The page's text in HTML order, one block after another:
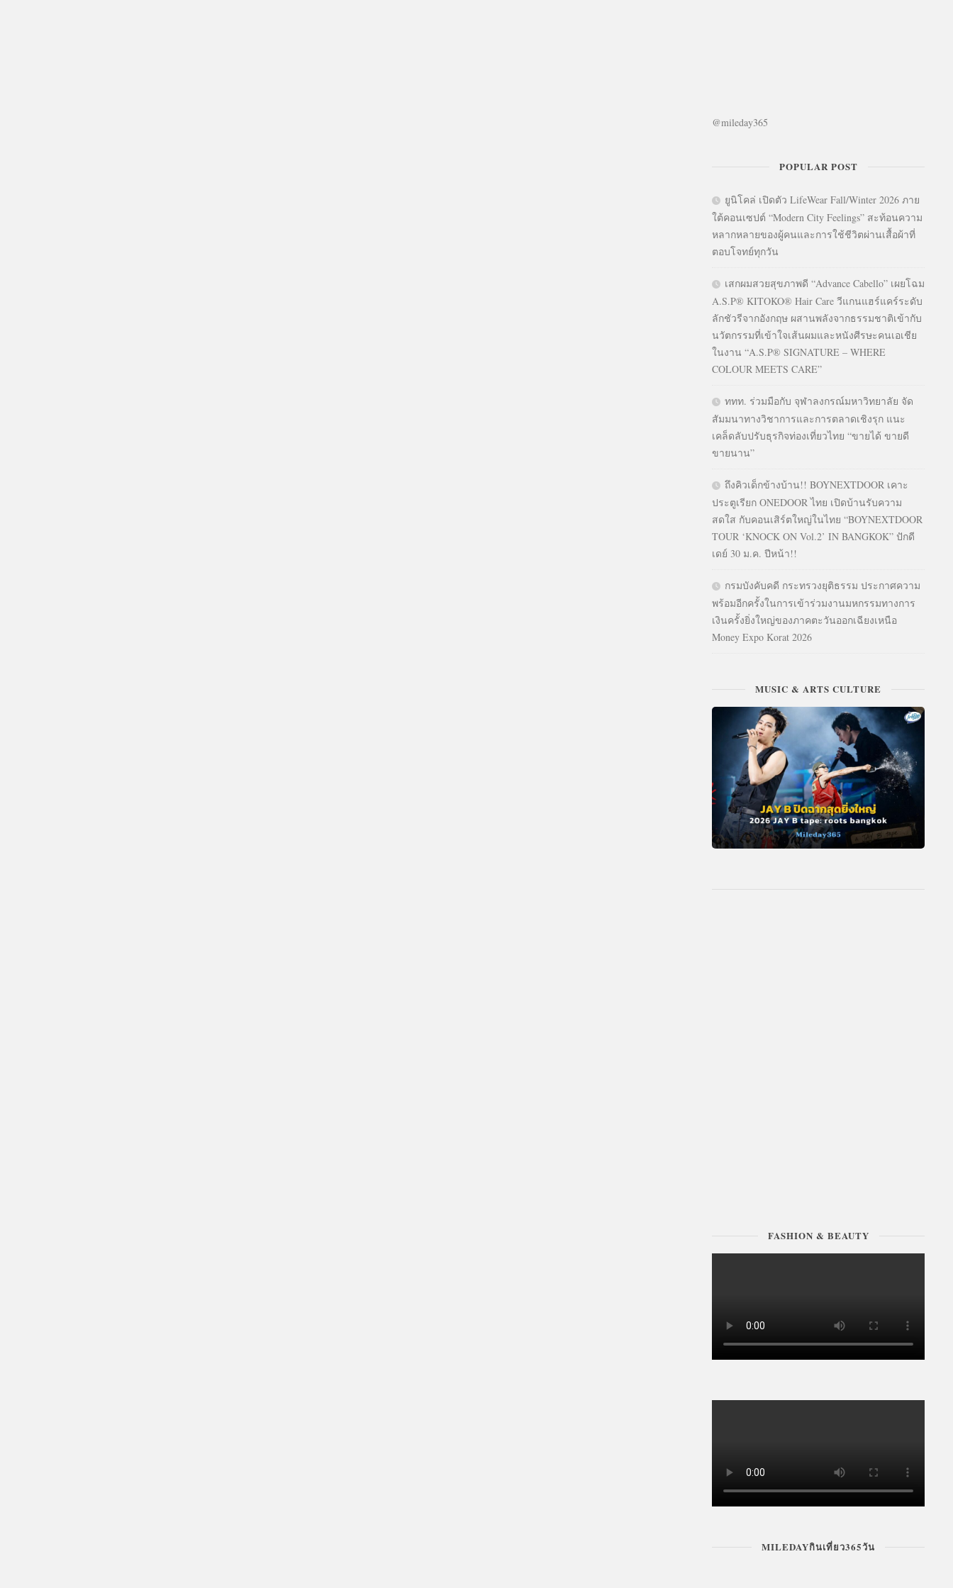
@mileday365
POPULAR POST
ยูนิโคล่ เปิดตัว LifeWear Fall/Winter 2026 ภาย
ใต้คอนเซปต์ “Modern City Feelings” สะท้อนความ
หลากหลายของผู้คนและการใช้ชีวิตผ่านเสื้อผ้าที่
ตอบโจทย์ทุกวัน
เสกผมสวยสุขภาพดี “Advance Cabello” เผยโฉม
A.S.P® KITOKO® Hair Care วีแกนแฮร์แคร์ระดับ
ลักชัวรีจากอังกฤษ ผสานพลังจากธรรมชาติเข้ากับ
นวัตกรรมที่เข้าใจเส้นผมและหนังศีรษะคนเอเชีย
ในงาน “A.S.P® SIGNATURE – WHERE
COLOUR MEETS CARE”
ททท. ร่วมมือกับ จุฬาลงกรณ์มหาวิทยาลัย จัด
สัมมนาทางวิชาการและการตลาดเชิงรุก แนะ
เคล็ดลับปรับธุรกิจท่องเที่ยวไทย “ขายได้ ขายดี
ขายนาน”
ถึงคิวเด็กข้างบ้าน!! BOYNEXTDOOR เคาะ
ประตูเรียก ONEDOOR ไทย เปิดบ้านรับความ
สดใส กับคอนเสิร์ตใหญ่ในไทย “BOYNEXTDOOR
TOUR ‘KNOCK ON Vol.2’ IN BANGKOK” ปักดี
เดย์ 30 ม.ค. ปีหน้า!!
กรมบังคับคดี กระทรวงยุติธรรม ประกาศความ
พร้อมอีกครั้งในการเข้าร่วมงานมหกรรมทางการ
เงินครั้งยิ่งใหญ่ของภาคตะวันออกเฉียงเหนือ
Money Expo Korat 2026
MUSIC & ARTS CULTURE